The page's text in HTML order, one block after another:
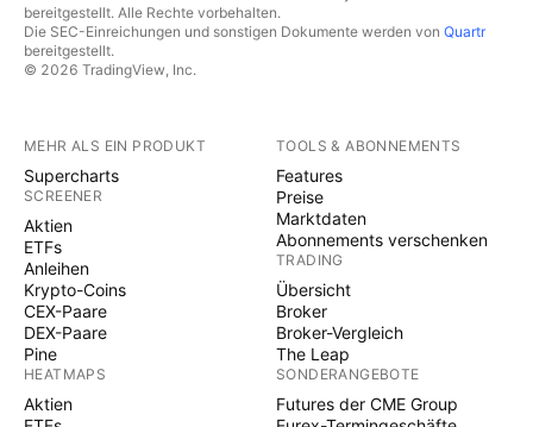
bereitgestellt. Alle Rechte vorbehalten.
Die SEC-Einreichungen und sonstigen Dokumente werden von Quartr
bereitgestellt.
© 2026 TradingView, Inc.
MEHR ALS EIN PRODUKT
Supercharts
SCREENER
Aktien
ETFs
Anleihen
Krypto-Coins
CEX-Paare
DEX-Paare
Pine
HEATMAPS
Aktien
TOOLS & ABONNEMENTS
Features
Preise
Marktdaten
Abonnements verschenken
TRADING
Übersicht
Broker
Broker-Vergleich
The Leap
SONDERANGEBOTE
Futures der CME Group